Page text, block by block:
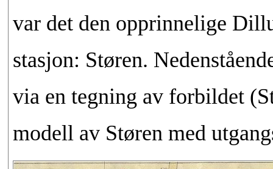
var det den opprinnelige
stasjon: Støren.
via en tegning av forbildet
modell av Støren med